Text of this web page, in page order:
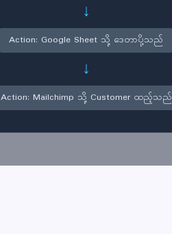
↓
Action: Google Sheet သို့ ဒေတာပို့သည်
↓
Action: Mailchimp သို့ Customer ထည့်သည်